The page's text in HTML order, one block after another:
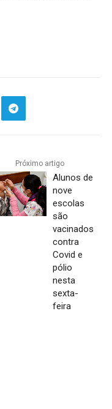
Próximo artigo
Alunos de
nove
escolas
são
vacinados
contra
Covid e
pólio
nesta
sexta-
feira